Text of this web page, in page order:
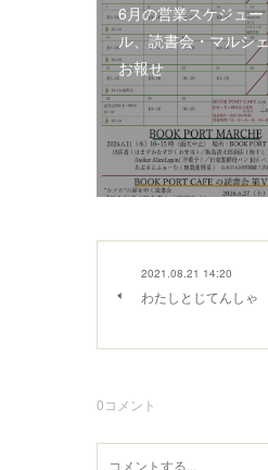
6月の営業スケジュー
ル、読書会・マルシ
お報せ
2021.08.21 14:20
わたしとじてんしゃ
0コメント